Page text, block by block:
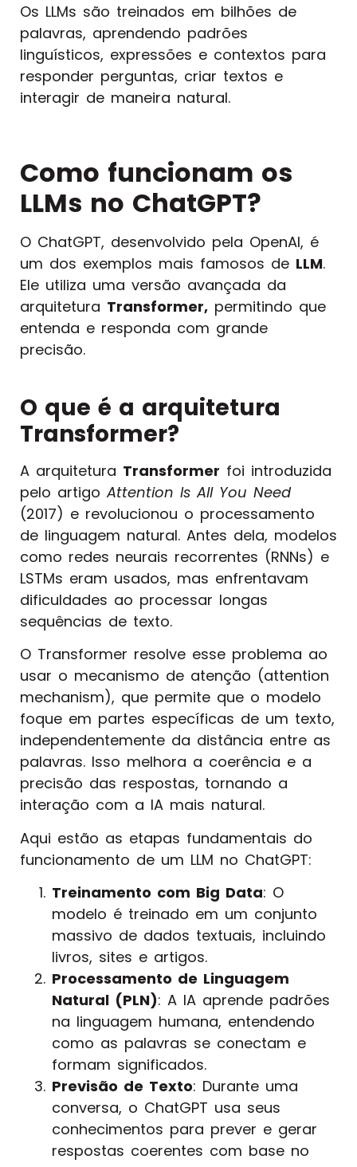
Os LLMs são treinados em bilhões de
palavras, aprendendo padrões
linguísticos, expressões e contextos para
responder perguntas, criar textos e
interagir de maneira natural.
Como funcionam os
LLMs no ChatGPT?
O ChatGPT, desenvolvido pela OpenAI, é
um dos exemplos mais famosos de LLM.
Ele utiliza uma versão avançada da
arquitetura Transformer, permitindo que
entenda e responda com grande
precisão.
O que é a arquitetura
Transformer?
A arquitetura Transformer foi introduzida
pelo artigoAttention Is All You Need
(2017) e revolucionou o processamento
de linguagem natural. Antes dela, modelos
como redes neurais recorrentes (RNNs) e
LSTMs eram usados, mas enfrentavam
dificuldades ao processar longas
sequências de texto.
O Transformer resolve esse problema ao
usar o mecanismo de atenção (attention
mechanism), que permite que o modelo
foque em partes específicas de um texto,
independentemente da distância entre as
palavras. Isso melhora a coerência e a
precisão das respostas, tornando a
interação com a IA mais natural.
Aqui estão as etapas fundamentais do
funcionamento de um LLM no ChatGPT:
Treinamento com Big Data: O
modelo é treinado em um conjunto
massivo de dados textuais, incluindo
livros, sites e artigos.
Processamento de Linguagem
Natural (PLN): A IA aprende padrões
na linguagem humana, entendendo
como as palavras se conectam e
formam significados.
Previsão de Texto: Durante uma
conversa, o ChatGPT usa seus
conhecimentos para prever e gerar
respostas coerentes com base no